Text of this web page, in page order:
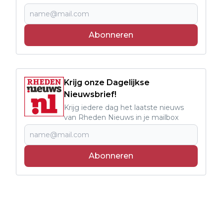
Abonneren
Krijg onze Dagelijkse
Nieuwsbrief!
Krijg iedere dag het laatste nieuws
van Rheden Nieuws in je mailbox
Abonneren